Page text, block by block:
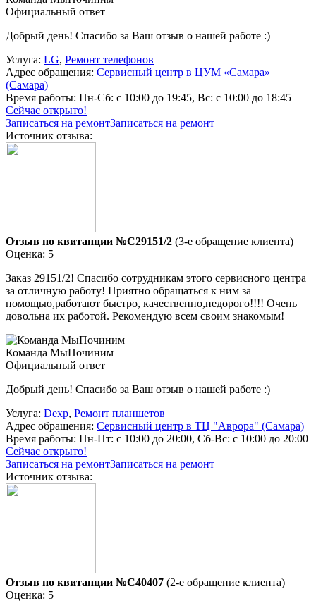
Официальный ответ
Добрый день! Спасибо за Ваш отзыв о нашей работе :)
Услуга: LG, Ремонт телефонов
Адрес обращения: Сервисный центр в ЦУМ «Самара»
(Самара)
Время работы: Пн-Сб: с 10:00 до 19:45, Вс: с 10:00 до 18:45
Сейчас открыто!
Записаться на ремонтЗаписаться на ремонт
Источник отзыва:
Отзыв по квитанции №C29151/2 (3-е обращение клиента)
Оценка: 5
Заказ 29151/2! Спасибо сотрудникам этого сервисного центра
за отличную работу! Приятно обращаться к ним за
помощью,работают быстро, качественно,недорого!!!! Очень
довольна их работой. Рекомендую всем своим знакомым!
Команда МыПочиним
Официальный ответ
Добрый день! Спасибо за Ваш отзыв о нашей работе :)
Услуга: Dexp, Ремонт планшетов
Адрес обращения: Сервисный центр в ТЦ "Аврора" (Самара)
Время работы: Пн-Пт: с 10:00 до 20:00, Сб-Вс: с 10:00 до 20:00
Сейчас открыто!
Записаться на ремонтЗаписаться на ремонт
Источник отзыва:
Отзыв по квитанции №C40407 (2-е обращение клиента)
Оценка: 5